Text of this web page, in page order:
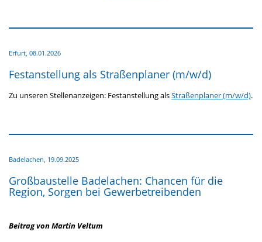
Erfurt, 08.01.2026
Festanstellung als Straßenplaner (m/w/d)
Zu unseren Stellenanzeigen: Festanstellung alsStraßenplaner (m/w/d).
Badelachen, 19.09.2025
Großbaustelle Badelachen: Chancen für die
Region, Sorgen bei Gewerbetreibenden
Beitrag von Martin Veltum